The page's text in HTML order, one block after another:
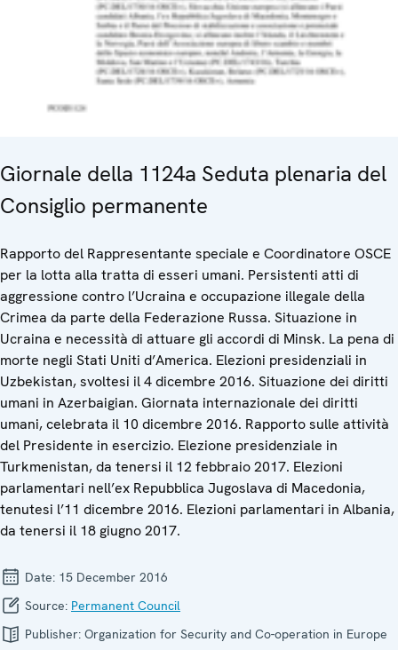
Giornale della 1124a Seduta plenaria del
Consiglio permanente
Rapporto del Rappresentante speciale e Coordinatore OSCE
per la lotta alla tratta di esseri umani. Persistenti atti di
aggressione contro l’Ucraina e occupazione illegale della
Crimea da parte della Federazione Russa. Situazione in
Ucraina e necessità di attuare gli accordi di Minsk. La pena di
morte negli Stati Uniti d’America. Elezioni presidenziali in
Uzbekistan, svoltesi il 4 dicembre 2016. Situazione dei diritti
umani in Azerbaigian. Giornata internazionale dei diritti
umani, celebrata il 10 dicembre 2016. Rapporto sulle attività
del Presidente in esercizio. Elezione presidenziale in
Turkmenistan, da tenersi il 12 febbraio 2017. Elezioni
parlamentari nell’ex Repubblica Jugoslava di Macedonia,
tenutesi l’11 dicembre 2016. Elezioni parlamentari in Albania,
da tenersi il 18 giugno 2017.
Date: 15 December 2016
Source: Permanent Council
Publisher: Organization for Security and Co-operation in Europe